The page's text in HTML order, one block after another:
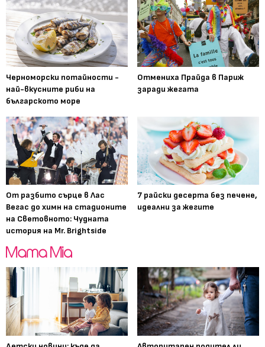
Черноморски потайности -
най-вкусните риби на
българското море
Отмениха Прайда в Париж
заради жегата
От разбито сърце в Лас
Вегас до химн на стадионите
на Световното: Чудната
история на Mr. Brightside
7 райски десерта без печене,
идеални за жегите